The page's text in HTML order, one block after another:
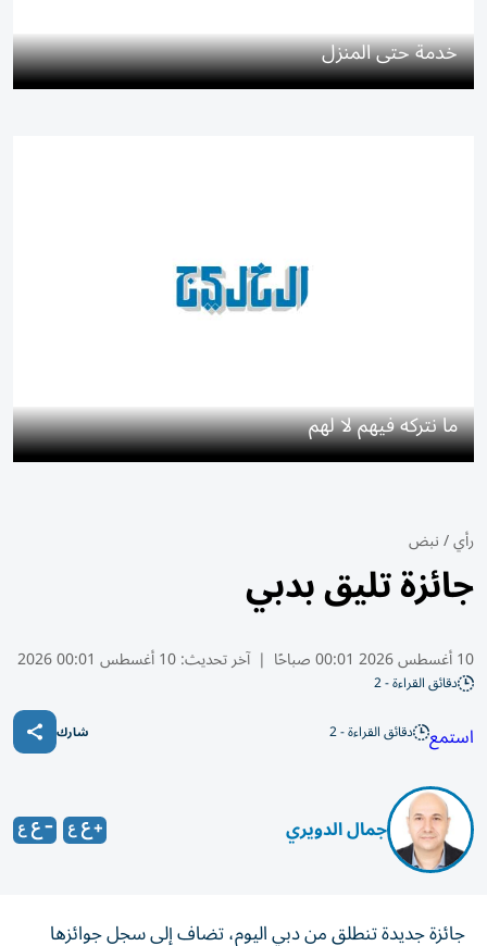
خدمة حتى المنزل
ما نتركه فيهم لا لهم
رأي/نبض
جائزة تليق بدبي
10 أغسطس 2026 00:01 صباحًا | آخر تحديث:10 أغسطس 00:01 2026
دقائق القراءة - 2
استمع دقائق القراءة - 2 شارك
جمال الدويري
جائزة جديدة تنطلق من دبي اليوم، تضاف إلى سجل جوائزها